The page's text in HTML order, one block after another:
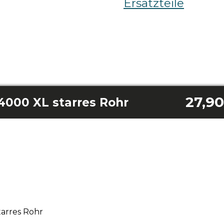
Ersatzteile
XL starres Rohr
Rohr